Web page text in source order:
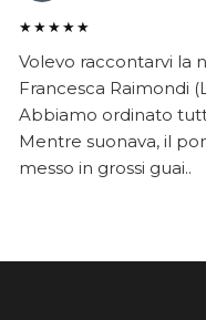
★★★★★
Volevo raccontarvi la
Francesca Raimondi
Abbiamo ordinato
Mentre suonava, il
messo in grossi guai..